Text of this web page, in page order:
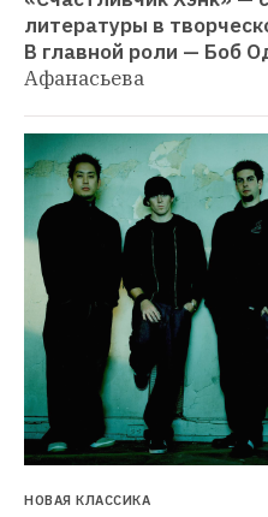
литературы в
В главной роли — Боб
Афанасьева
НОВАЯ КЛАССИКА